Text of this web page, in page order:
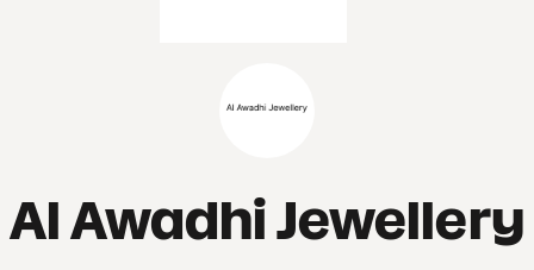
Al Awadhi Jewellery